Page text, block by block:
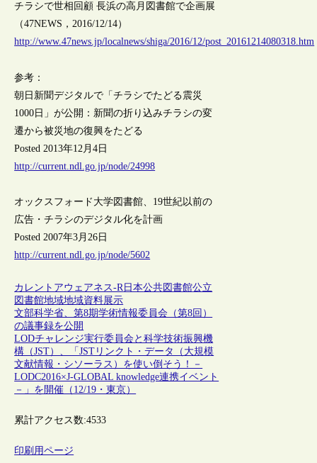
チラシで世相回顧 長浜の高月図書館で企画展
（47NEWS，2016/12/14）
http://www.47news.jp/localnews/shiga/2016/12/post_20161214080318.htm
参考：
朝日新聞デジタルで「チラシでたどる震災
1000日」が公開：新聞の折り込みチラシの変
遷から被災地の復興をたどる
Posted 2013年12月4日
http://current.ndl.go.jp/node/24998
オックスフォード大学図書館、19世紀以前の
広告・チラシのデジタル化を計画
Posted 2007年3月26日
http://current.ndl.go.jp/node/5602
カレントアウェアネス-R日本公共図書館公立
図書館地域地域資料展示
文部科学省、第8期学術情報委員会（第8回）
の議事録を公開
LODチャレンジ実行委員会と科学技術振興機
構（JST）、「JSTリンクト・データ（大規模
文献情報・シソーラス）を使い倒そう！－
LODC2016×J-GLOBAL knowledge連携イベント
－」を開催（12/19・東京）
累計アクセス数:4533
印刷用ページ